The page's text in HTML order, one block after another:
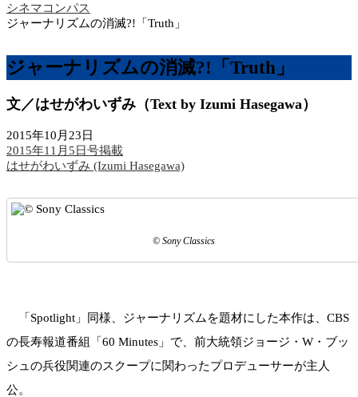
シネマコンパス
ジャーナリズムの消滅?!「Truth」
ジャーナリズムの消滅?!「Truth」
文／はせがわいずみ（Text by Izumi Hasegawa）
2015年10月23日
2015年11月5日号掲載
はせがわいずみ (Izumi Hasegawa)
© Sony Classics
「Spotlight」同様、ジャーナリズムを題材にした本作は、CBS
の長寿報道番組「60 Minutes」で、前大統領ジョージ・W・ブッ
シュの兵役関連のスクープに関わったプロデューサーが主人
公。